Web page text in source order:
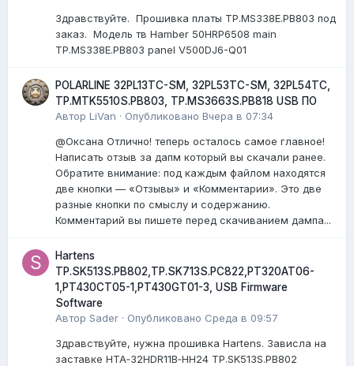
Здравствуйте. Прошивка платы TP.MS338E.PB803 под
заказ. Модель тв Hamber 50HRP6508 main
TP.MS338E.PB803 panel V500DJ6-Q01
POLARLINE 32PL13TC-SM, 32PL53TC-SM, 32PL54TC,
TP.MTK5510S.PB803, TP.MS3663S.PB818 USB ПО
Автор LiVan · Опубликовано Вчера в 07:34
@Оксана Отлично! теперь осталось самое главное!
Написать отзыв за дапм который вы скачали ранее.
Обратите внимание: под каждым файлом находятся
две кнопки — «Отзывы» и «Комментарии». Это две
разные кнопки по смыслу и содержанию.
Комментарий вы пишете перед скачиванием дампа...
Hartens
TP.SK513S.PB802,TP.SK713S.PC822,PT320AT06-
1,PT430CT05-1,PT430GT01-3, USB Firmware
Software
Автор Sader · Опубликовано Среда в 09:57
Здравствуйте, нужна прошивка Hartens. Зависла на
заставке HTA‑32HDR11B‑HH24 TP.SK513S.PB802